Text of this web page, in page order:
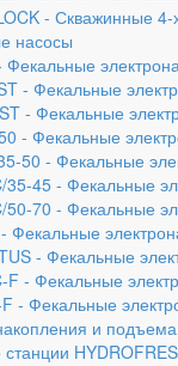
- Скважинные
насосы
Фекальные
- Фекальные
- Фекальные
- Фекальные
50 - Фекальные
35-45 - Фекальные
50-70 - Фекальные
Фекальные
- Фекальные
F - Фекальные
- Фекальные
и